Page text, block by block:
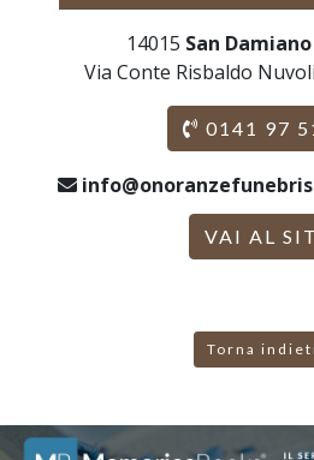
14015 San
Via Conte Risbaldo
0141 97
VAI AL
Torna